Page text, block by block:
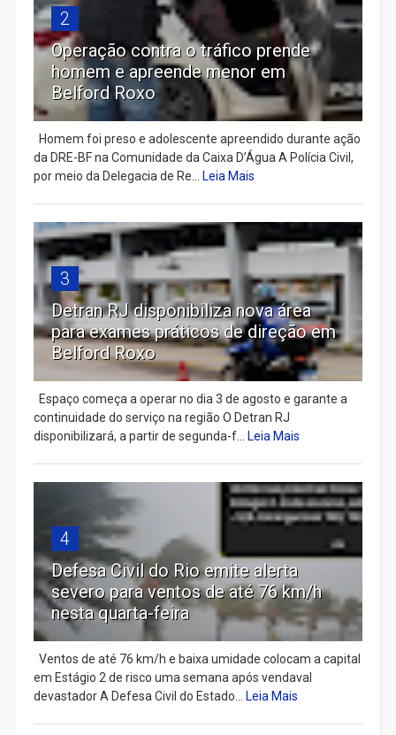
2
Operação contra o tráfico prende
homem e apreende menor em
Belford Roxo
Homem foi preso e adolescente apreendido durante ação
da DRE-BF na Comunidade da Caixa D’Água A Polícia Civil,
por meio da Delegacia de Re... Leia Mais
3
Detran RJ disponibiliza nova área
para exames práticos de direção em
Belford Roxo
Espaço começa a operar no dia 3 de agosto e garante a
continuidade do serviço na região O Detran RJ
disponibilizará, a partir de segunda-f... Leia Mais
4
Defesa Civil do Rio emite alerta
severo para ventos de até 76 km/h
nesta quarta-feira
Ventos de até 76 km/h e baixa umidade colocam a capital
em Estágio 2 de risco uma semana após vendaval
devastador A Defesa Civil do Estado... Leia Mais